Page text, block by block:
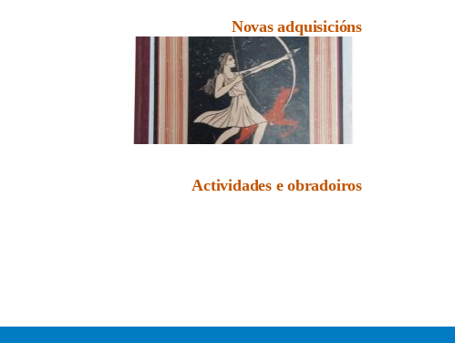
Novas adquisicións
Actividades e obradoiros